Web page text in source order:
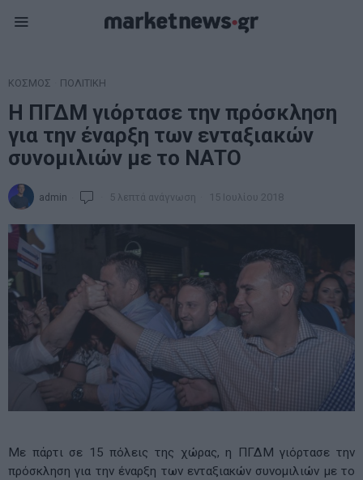
ΚΟΣΜΟΣ ΠΟΛΙΤΙΚΗ
Η ΠΓΔΜ γιόρτασε την πρόσκληση
για την έναρξη των ενταξιακών
συνομιλιών με το ΝΑΤΟ
admin 5 λεπτά ανάγνωση 15 Ιουλίου 2018
Με πάρτι σε 15 πόλεις της χώρας, η ΠΓΔΜ γιόρτασε την
πρόσκληση για την έναρξη των ενταξιακών συνομιλιών με το